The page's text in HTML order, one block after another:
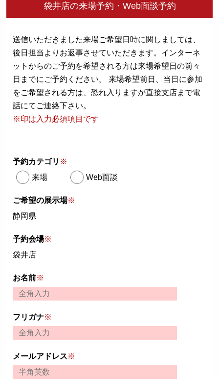
袋井店の来場予約・Web面談予約
送信いただきました来場ご希望日時に関しましては、
後日担当よりお返事させていただきます。 インターネ
ットからのご予約を希望される方は来場希望日の前々
日までにご予約ください。
来場希望前日、当日に参加
をご希望される方は、恐れ入りますが直接支店まで電
話にてご連絡下さい。
※印は入力必須項目です
予約カテゴリ ※
来場
Web面談
ご希望の展示場※
静岡県
予約会場※
袋井店
お名前※
フリガナ※
メールアドレス※